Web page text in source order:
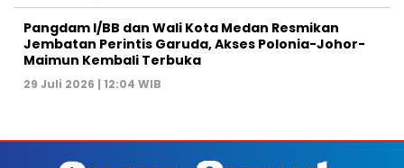
Pangdam I/BB dan Wali Kota Medan Resmikan
Jembatan Perintis Garuda, Akses Polonia-Johor-
Maimun Kembali Terbuka
29 Juli 2026 | 12:04 WIB